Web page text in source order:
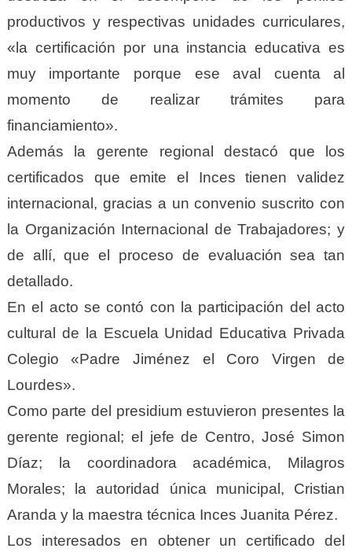
productivos y respectivas unidades curriculares,
«la certificación por una instancia educativa es
muy importante porque ese aval cuenta al
momento de realizar trámites para
financiamiento».
Además la gerente regional destacó que los
certificados que emite el Inces tienen validez
internacional, gracias a un convenio suscrito con
la Organización Internacional de Trabajadores; y
de allí, que el proceso de evaluación sea tan
detallado.
En el acto se contó con la participación del acto
cultural de la Escuela Unidad Educativa Privada
Colegio «Padre Jiménez el Coro Virgen de
Lourdes».
Como parte del presidium estuvieron presentes la
gerente regional; el jefe de Centro, José Simon
Díaz; la coordinadora académica, Milagros
Morales; la autoridad única municipal, Cristian
Aranda y la maestra técnica Inces Juanita Pérez.
Los interesados en obtener un certificado del